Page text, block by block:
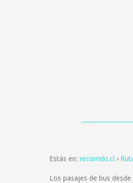
Estás en: recorrido.cl
Los pasajes de bus